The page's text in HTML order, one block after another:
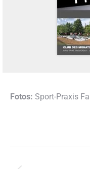
Fotos: Sport-Praxis